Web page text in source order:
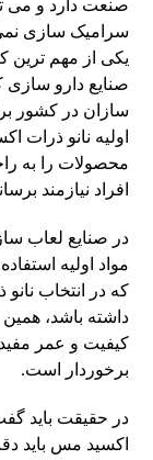
صنعت دارد و می
سرامیک سازی نمی
یکی از مهم ترین
صنایع دارو سازی
سازان در کشور
اولیه نانو ذرات
محصولات را به
افراد نیازمند
در صنایع لعاب
مواد اولیه
که در انتخاب
داشته باشد،
کیفیت و عمر مفید
برخوردار است.
در حقیقت باید
اکسید مس باید